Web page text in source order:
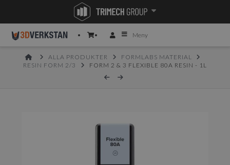
Meny
HOMEALLA PRODUKTER
FORMLABS MATERIAL
RESIN FORM 2/3
FORM 2 & 3 FLEXIBLE 80A RESIN - 1L